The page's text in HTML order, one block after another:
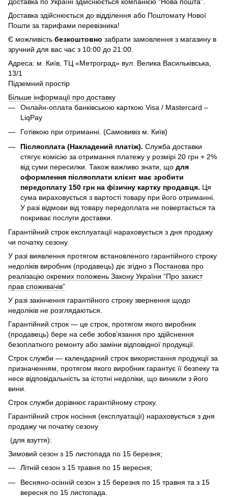
Доставка здійснюється до відділення або Поштомату Нової
Пошти за тарифами перевізника!
Є можливість безкоштовно забрати замовлення з магазину в
зручний для вас час з 10:00 до 21:00.
Адреса: м. Київ, ТЦ «Метроград» вул. Велика Васильківська,
13/1
Підземний простір
Більше інформації про доставку
Онлайн-оплата банківською карткою Visa / Mastercard –
LiqPay
Готівкою при отриманні. (Самовивіз м. Київ)
Післяоплата (Накладений платіж). Служба доставки
стягує комісію за отримання платежу у розмірі 20 грн + 2%
від суми пересилки. Також важливо знати, що для
оформлення післяоплати клієнт має зробити
передоплату 150 грн на фізичну картку продавця. Ця
сума вираховується з вартості товару при його отриманні.
У разі відмови від товару передоплата не повертається та
покриває послуги доставки.
Гарантійний строк експлуатації нараховується з дня продажу
чи початку сезону.
У разі виявлення протягом встановленого гарантійного строку
недоліків виробник (продавець) діє згідно з Постанова про
реалізацію окремих положень Закону України “Про захист
прав споживачів”
У разі закінчення гарантійного строку звернення щодо
недоліків не розглядаються.
Гарантійний строк — це строк, протягом якого виробник
(продавець) бере на себе зобов’язання про здійснення
безоплатного ремонту або заміни відповідної продукції.
Строк служби — календарний строк використання продукції за
призначенням, протягом якого виробник гарантує її безпеку та
несе відповідальність за істотні недоліки, що виникли з його
вини.
Строк служби дорівнює гарантійному строку.
Гарантійний строк носіння (експлуатації) нараховується з дня
продажу чи початку сезону
(для взуття):
Зимовий сезон з 15 листопада по 15 березня;
Літній сезон з 15 травня по 15 вересня;
Весняно-осінній сезон з 15 березня по 15 травня та з 15
вересня по 15 листопада.